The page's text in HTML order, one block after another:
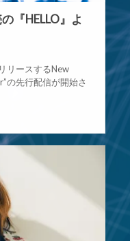
『HELLO』よ
リースするNew
の先行配信が開始さ